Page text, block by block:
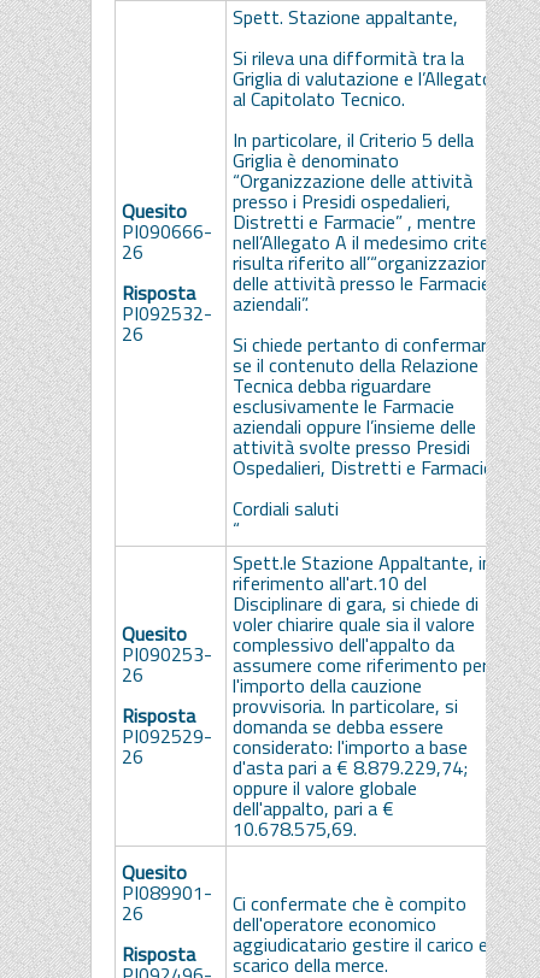
Quesito
PI090666-
26
Risposta
PI092532-
26
Spett. Stazione appaltante,
Si rileva una difformità tra la
Griglia di valutazione e l’Allegato A
al Capitolato Tecnico.
In particolare, il Criterio 5 della
Griglia è denominato
“Organizzazione delle attività
presso i Presidi ospedalieri,
Distretti e Farmacie” , mentre
nell’Allegato A il medesimo criterio
risulta riferito all’“organizzazione
delle attività presso le Farmacie
aziendali”.
Si chiede pertanto di confermare
se il contenuto della Relazione
Tecnica debba riguardare
esclusivamente le Farmacie
aziendali oppure l’insieme delle
attività svolte presso Presidi
Ospedalieri, Distretti e Farmacie.
Cordiali saluti
“
Quesito
PI090253-
26
Risposta
PI092529-
26
Spett.le Stazione Appaltante, in
riferimento all'art.10 del
Disciplinare di gara, si chiede di
voler chiarire quale sia il valore
complessivo dell'appalto da
assumere come riferimento per
l'importo della cauzione
provvisoria. In particolare, si
domanda se debba essere
considerato: l'importo a base
d'asta pari a € 8.879.229,74;
oppure il valore globale
dell'appalto, pari a €
10.678.575,69.
Quesito
PI089901-
26
Risposta
Ci confermate che è compito
dell'operatore economico
aggiudicatario gestire il carico e
scarico della merce.